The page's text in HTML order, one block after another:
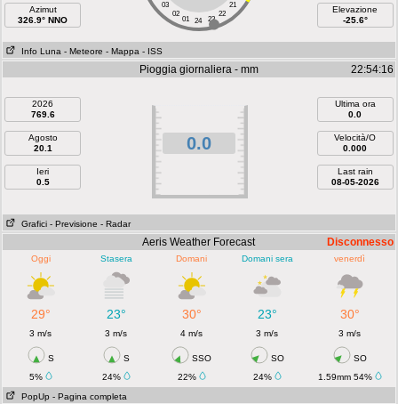
Azimut
326.9° NNO
03
21
02
22
01 23
24
Elevazione
-25.6°
Info Luna - Meteore - Mappa - ISS
Pioggia giornaliera - mm 22:54:16
2026
769.6
Agosto
20.1
Ieri
0.5
0.0
Ultima ora
0.0
Velocità/O
0.000
Last rain
08-05-2026
Grafici - Previsione - Radar
Aeris Weather Forecast Disconnesso
Oggi Stasera Domani Domani sera venerdì
29° 23° 30° 23° 30°
3 m/s 3 m/s 4 m/s 3 m/s 3 m/s
S S SSO SO
SO
5%
24% 22% 24%
1.59mm 54%
PopUp - Pagina completa